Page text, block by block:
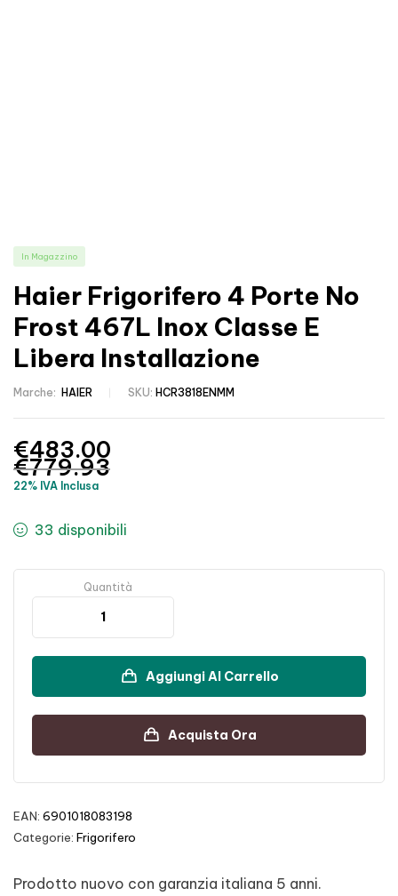
In Magazzino
Haier Frigorifero 4 Porte No
Frost 467L Inox Classe E
Libera Installazione
Marche: HAIER SKU: HCR3818ENMM
€779.93
€483.00
22% IVA Inclusa
33 disponibili
Quantità
Aggiungi Al Carrello
Acquista Ora
EAN: 6901018083198
Categorie: Frigorifero
Prodotto nuovo con garanzia italiana 5 anni.